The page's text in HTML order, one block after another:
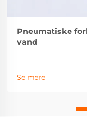
Pneumatiske
vand
Se mere